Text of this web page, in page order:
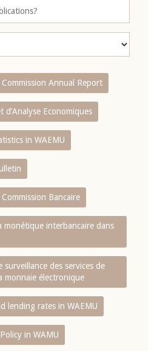
Annual Report
d’Analyse Economiques
in WAEMU
Bancaire
monétique interbancaire dans
surveillance des services de
monnaie électronique
lending rates in WAEMU
in WAMU